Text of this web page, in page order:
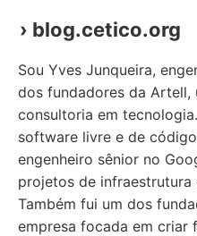
› blog.cetico.org
Sou Yves Junqueira,
dos fundadores da Artell,
consultoria em
software livre e de
engenheiro sênior no
projetos de infraestrutura
Também fui um dos
empresa focada em criar